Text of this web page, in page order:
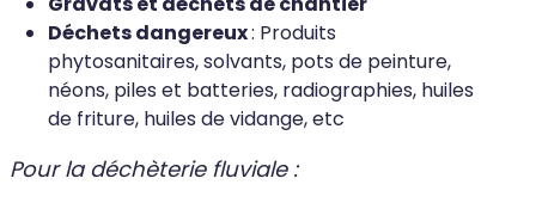
Déchets dangereux: Produits
phytosanitaires, solvants, pots de peinture,
néons, piles et batteries, radiographies, huiles
de friture, huiles de vidange, etc
Pour la déchèterie fluviale :